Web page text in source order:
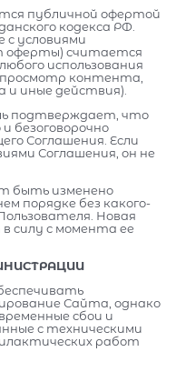
публичной офертой
кодекса РФ.
с условиями
оферты) считается
использования
контента,
и иные действия).
подтверждает, что
безоговорочно
Соглашения. Если
Соглашения, он не
быть изменено
порядке без какого-
Новая
силу с момента ее
Сайта, однако
сбои и
с техническими
работ